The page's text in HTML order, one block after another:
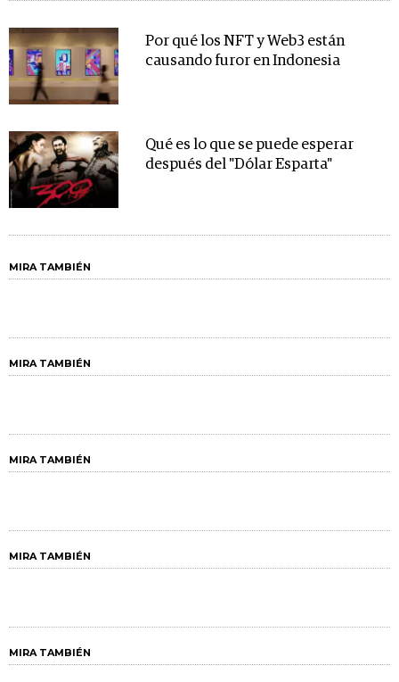
Por qué los NFT y Web3 están
causando furor en Indonesia
Qué es lo que se puede esperar
después del "Dólar Esparta"
MIRA TAMBIÉN
MIRA TAMBIÉN
MIRA TAMBIÉN
MIRA TAMBIÉN
MIRA TAMBIÉN